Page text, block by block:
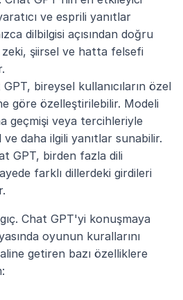
ve esprili yanıtlar
dilbilgisi açısından doğru
zeki, şiirsel ve hatta felsefi
bireysel kullanıcıların özel
göre özelleştirilebilir. Modeli
geçmişi veya tercihleriyle
daha ilgili yanıtlar sunabilir.
GPT, birden fazla dili
farklı dillerdeki girdileri
Chat GPT'yi konuşmaya
oyunun kurallarını
getiren bazı özelliklere